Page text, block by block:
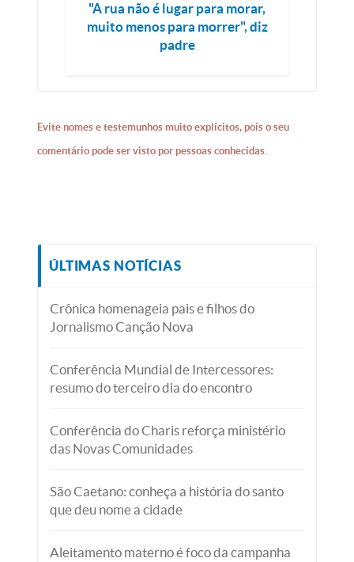
"A rua não é lugar para morar,
muito menos para morrer", diz
padre
Evite nomes e testemunhos muito explícitos, pois o seu
comentário pode ser visto por pessoas conhecidas.
ÚLTIMAS NOTÍCIAS
Crônica homenageia pais e filhos do
Jornalismo Canção Nova
Conferência Mundial de Intercessores:
resumo do terceiro dia do encontro
Conferência do Charis reforça ministério
das Novas Comunidades
São Caetano: conheça a história do santo
que deu nome a cidade
Aleitamento materno é foco da campanha